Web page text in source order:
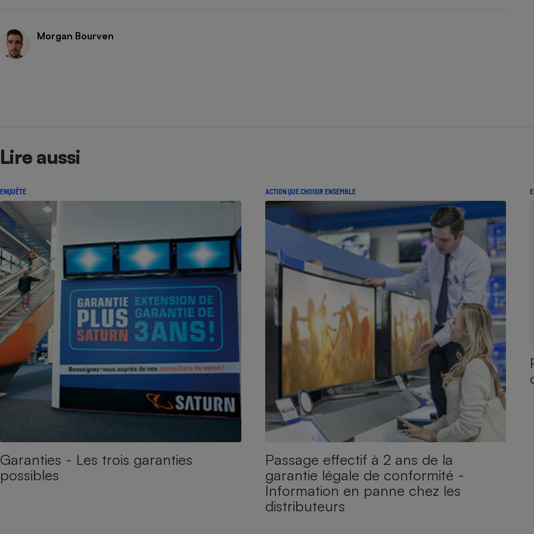
Morgan Bourven
Lire aussi
ENQUÊTE
Garanties - Les trois garanties
possibles
ACTION QUE CHOISIR ENSEMBLE
Passage effectif à 2 ans de la
garantie légale de conformité -
Information en panne chez les
distributeurs